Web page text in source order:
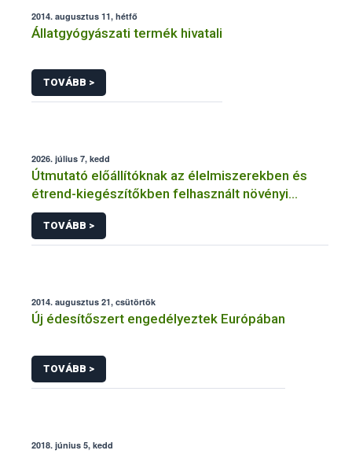
2014. augusztus 11, hétfő
Állatgyógyászati termék hivatali
TOVÁBB >
2026. július 7, kedd
Útmutató előállítóknak az élelmiszerekben és
étrend-kiegészítőkben felhasznált növényi
anyagok, növényi kivonatok élelmiszer-
biztonsági kockázatértékeléséhez szükséges
adatbázisokról
TOVÁBB >
2014. augusztus 21, csütörtök
Új édesítőszert engedélyeztek Európában
TOVÁBB >
2018. június 5, kedd